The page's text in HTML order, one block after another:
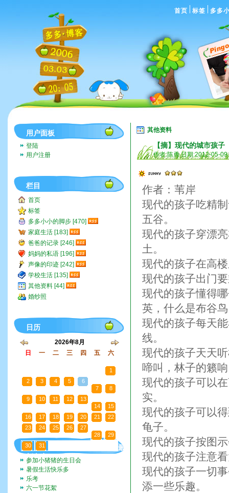
首页 标签 多多
其他资料
【摘】现代的城市孩子
作者:陈勇 日期:2012-05-09
作者：苇岸
现代的孩子吃精
五谷。
现代的孩子穿漂
土。
现代的孩子在高
现代的孩子出门
现代的孩子懂得
英，什么是布谷
现代的孩子每天
线。
现代的孩子天天
啼叫，林子的籁
现代的孩子可以
实。
现代的孩子可以
龟子。
现代的孩子按图
现代的孩子注意
现代的孩子一切
添一些乐趣。
用户面板
登陆
用户注册
栏目
首页
标签
多多小小的脚步 [470]
家庭生活 [183]
爸爸的记录 [246]
妈妈的私语 [196]
声像的印迹 [242]
学校生活 [135]
其他资料 [44]
婚纱照
日历
2026年8月
日
一 二 三 四 五 六
1
2
3 4 5
6
7
8
9
10 11 12
13
14
15
16
17 18 19 20 21
22
23
24 25 26
27
28
29
30
31
最
新文章
参加小猪猪的生日会
暑假生活快乐多
乐考
六一节花絮